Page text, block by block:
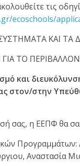
τις
ecoschools/
ΚΑΙ ΤΑ
ΤΟ
και
στον/στην
σας, η ΕΕΠΦ θα
Αναστασία